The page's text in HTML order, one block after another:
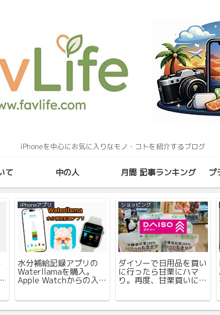
iPhoneを中心にお気に入りなモノ・コトを紹介するブログ
て 中の人 月間 記事ランキング プ
iPhoneアプリ
水分補給記録アプリの
Waterllamaを購入。
Apple Watchからの入力
ショッピング
ダイソーで日用品を買い
に行ったら甘栗にハマ
り。再度、甘栗買いに行